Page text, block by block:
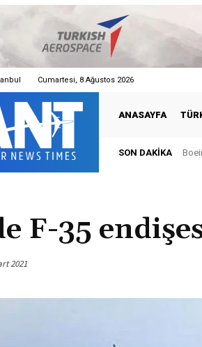
Cumartesi, 8 Ağustos 2026
ANASAYFA
SON DAKIKA
F-35
2021